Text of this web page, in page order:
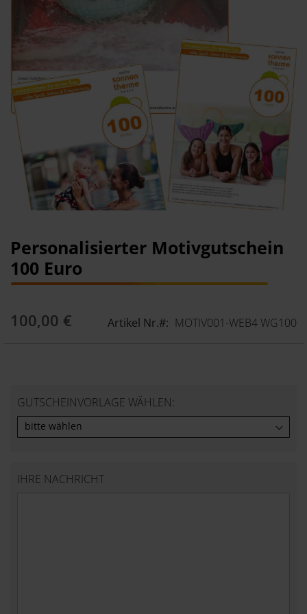
Anfang
der
Bildergalerie
Personalisierter Motivgutschein
100 Euro
100,00 € Artikel Nr. MOTIV001-WEB4 WG100
GUTSCHEINVORLAGE WÄHLEN:
IHRE NACHRICHT